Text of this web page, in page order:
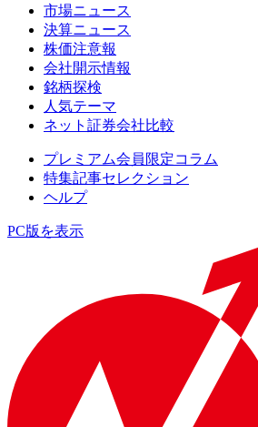
市場ニュース
決算ニュース
株価注意報
会社開示情報
銘柄探検
人気テーマ
ネット証券会社比較
プレミアム会員限定コラム
特集記事セレクション
ヘルプ
PC版を表示